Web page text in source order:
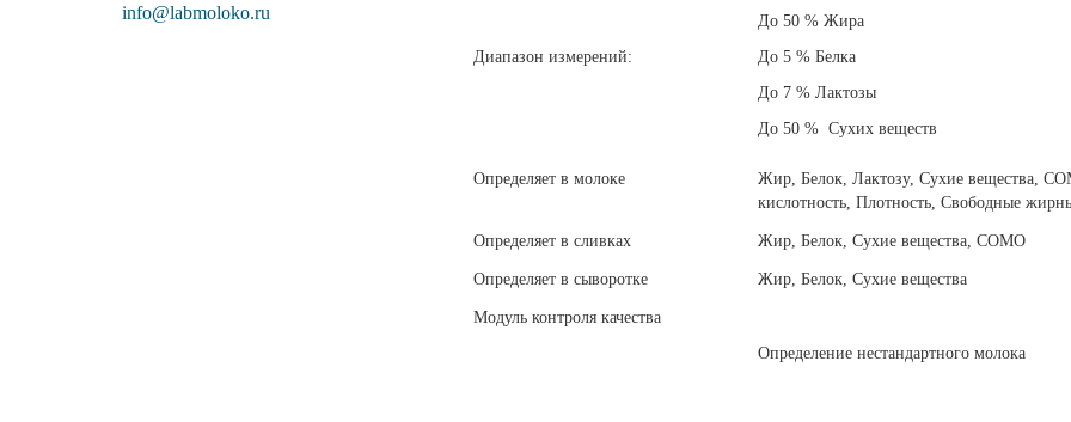
Диапазон измерений:
До 50 % Жира
До 5 % Белка
До 7 % Лактозы
До 50 % Сухих веществ
Определяет в молоке
Жир, Белок, Лактозу, Сухие вещества,
кислотность, Плотность, Свободные
Определяет в сливках Жир, Белок, Сухие вещества, СОМО
Определяет в сыворотке Жир, Белок, Сухие вещества
Модуль контроля качества
Определение нестандартного молока
info@labmoloko.ru